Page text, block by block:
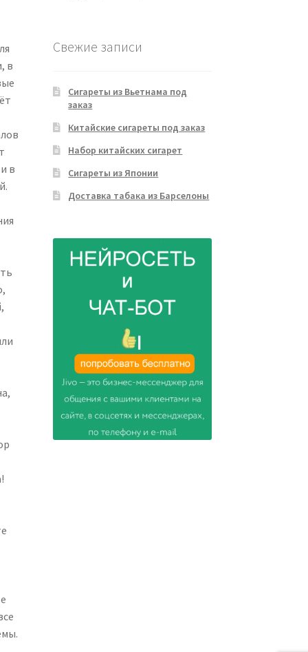
в
в
Свежие записи
Сигареты из Вьетнама под
заказ
Китайские сигареты под заказ
Набор китайских сигарет
Сигареты из Японии
Доставка табака из Барселоны